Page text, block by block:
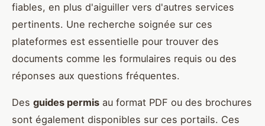
fiables, en plus d'aiguiller vers d'autres services
pertinents. Une recherche soignée sur ces
plateformes est essentielle pour trouver des
documents comme les formulaires requis ou des
réponses aux questions fréquentes.
Des guides permis au format PDF ou des brochures
sont également disponibles sur ces portails. Ces